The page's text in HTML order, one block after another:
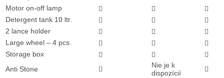
Motor on-off lamp
 

Detergent tank 10 ltr.
 

2 lance holder
 

Large wheel – 4 pcs.
 

Storage box
 

Anti Stone

Nie je k
dispozícií
